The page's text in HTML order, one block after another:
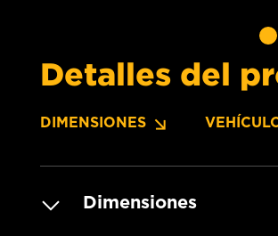
Detalles del
DIMENSIONES
Dimensiones